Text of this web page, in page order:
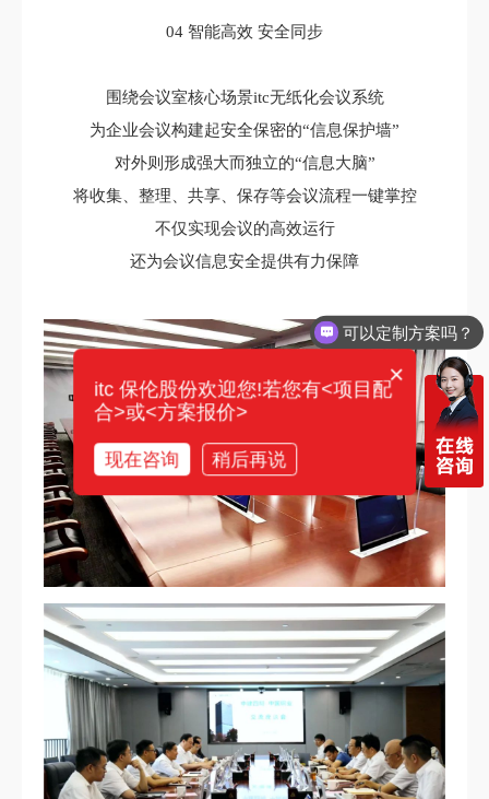
04 智能高效 安全同步
围绕会议室核心场景itc无纸化会议系统
为企业会议构建起安全保密的“信息保护墙”
对外则形成强大而独立的“信息大脑”
将收集、整理、共享、保存等会议流程一键掌控
不仅实现会议的高效运行
还为会议信息安全提供有力保障
可以定制方案吗？
×
itc 保伦股份欢迎您!若您有<项目配
合>或<方案报价>
现在咨询 稍后再说